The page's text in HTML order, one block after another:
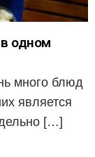
одном
много блюд
является
[…]